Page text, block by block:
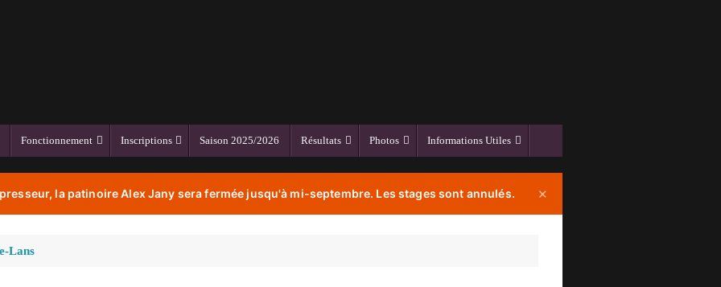
Fonctionnement Inscriptions Saison 2025/2026 Résultats Photos Informations Utiles
la patinoire Alex Jany sera fermée jusqu'à mi-septembre. Les stages sont annulés. ✕
Lans